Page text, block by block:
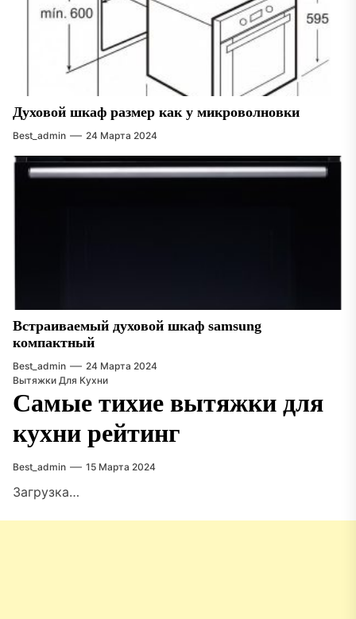
Духовой шкаф размер как у микроволновки
Best_admin 24 Марта 2024
Встраиваемый духовой шкаф samsung
компактный
Best_admin
24 Марта 2024
Вытяжки Для Кухни
Самые тихие вытяжки для
кухни рейтинг
Best_admin 15 Марта 2024
Загрузка…